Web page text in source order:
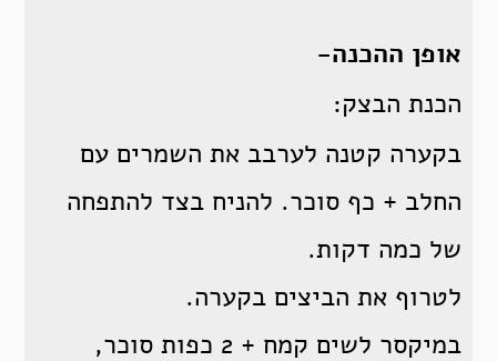
אופן ההכנה-
הכנת הבצק:
בקערה קטנה לערבב את השמרים עם
החלב + כף סוכר. להניח בצד להתפחה
של כמה דקות.
לטרוף את הביצים בקערה.
במיקסר לשים קמח + 2 כפות סוכר,